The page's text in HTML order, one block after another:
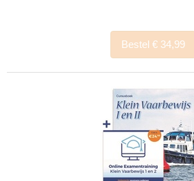
Bestel € 34,99